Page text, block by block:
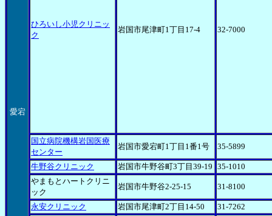
愛宕
ひろいし小児クリニッ
ク
岩国市尾津町1丁目17-4 32-7000
国立病院機構岩国医療
センター
岩国市愛宕町1丁目1番1号 35-5899
牛野谷クリニック 岩国市牛野谷町3丁目39-19 35-1010
やまもとハートクリニ
ック
岩国市牛野谷2-25-15 31-8100
永安クリニック 岩国市尾津町2丁目14-50
31-7262